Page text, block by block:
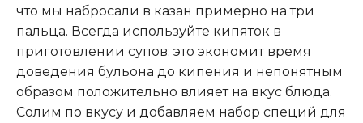
что мы набросали в казан примерно на три
пальца. Всегда используйте кипяток в
приготовлении супов: это экономит время
доведения бульона до кипения и непонятным
образом положительно влияет на вкус блюда.
Солим по вкусу и добавляем набор специй для